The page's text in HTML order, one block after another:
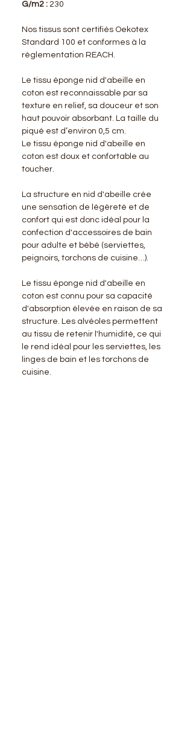
G/m2 : 230
Nos tissus sont certifiés Oekotex
Standard 100 et conformes à la
réglementation REACH.
Le tissu éponge nid d'abeille en
coton est reconnaissable par sa
texture en relief, sa douceur et son
haut pouvoir absorbant. La taille du
piqué est d’environ 0,5 cm.
Le tissu éponge nid d'abeille en
coton est doux et confortable au
toucher.
La structure en nid d'abeille crée
une sensation de légèreté et de
confort qui est donc idéal pour la
confection d'accessoires de bain
pour adulte et bébé (serviettes,
peignoirs, torchons de cuisine…).
Le tissu éponge nid d'abeille en
coton est connu pour sa capacité
d'absorption élevée en raison de sa
structure. Les alvéoles permettent
au tissu de retenir l'humidité, ce qui
le rend idéal pour les serviettes, les
linges de bain et les torchons de
cuisine.